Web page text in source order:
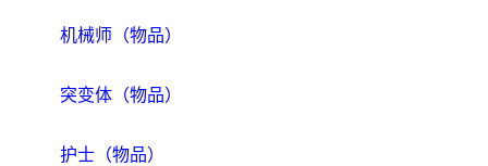
机械师（物品）
突变体（物品）
护士（物品）